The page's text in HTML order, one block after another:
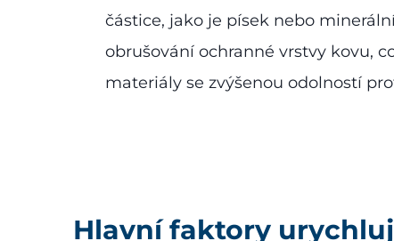
částice, jako je písek nebo
obrušování ochranné vrstvy kovu,
materiály se zvýšenou odolností
Hlavní faktory